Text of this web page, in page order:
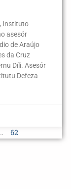
Instituto
asesór
de Araújo
da Cruz
Díli. Asesór
Defeza
62